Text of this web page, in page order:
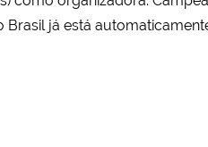
Brasil já está